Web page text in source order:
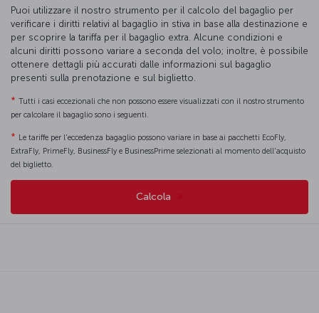
Puoi utilizzare il nostro strumento per il calcolo del bagaglio per
verificare i diritti relativi al bagaglio in stiva in base alla destinazione e
per scoprire la tariffa per il bagaglio extra. Alcune condizioni e
alcuni diritti possono variare a seconda del volo; inoltre, è possibile
ottenere dettagli più accurati dalle informazioni sul bagaglio
presenti sulla prenotazione e sul biglietto.
* Tutti i casi eccezionali che non possono essere visualizzati con il nostro strumento
per calcolare il bagaglio sono i seguenti.
* Le tariffe per l'eccedenza bagaglio possono variare in base ai pacchetti EcoFly,
ExtraFly, PrimeFly, BusinessFly e BusinessPrime selezionati al momento dell'acquisto
del biglietto.
Calcola